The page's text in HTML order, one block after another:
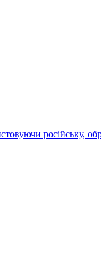
російську,